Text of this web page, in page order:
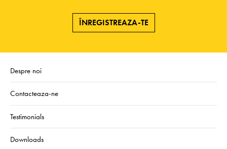
ÎNREGISTREAZA-TE
Despre noi
Contacteaza-ne
Testimonials
Downloads